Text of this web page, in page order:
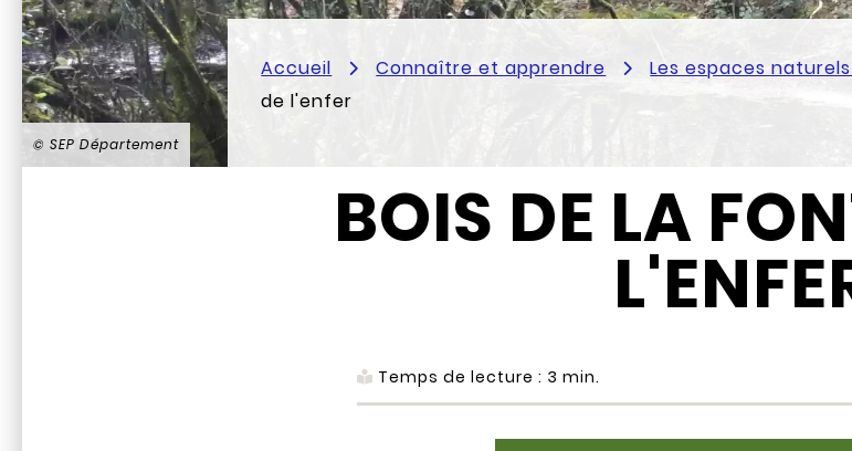
© SEP Département
Accueil Connaître et apprendre Les espaces naturels
de l'enfer
BOIS DE LA
Temps de lecture : 3 min.